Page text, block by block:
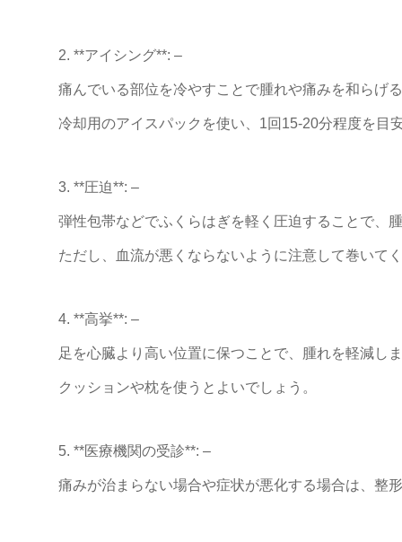
2. **アイシング**: –
痛んでいる部位を冷やすことで腫れや痛みを和らげ
冷却用のアイスパック を使い、1回15-20分程度を目
3. **圧迫**: –
弾性包帯などでふくらはぎを軽く圧迫することで、
ただし、血流が悪くならないように注意して巻いて
4. **高挙**: –
足を心臓より高い位置に保つことで、腫れを軽減し
クッションや枕を使うとよいでしょう。
5. **医療機関の受診**: –
痛みが治まらない場合や症状が悪化する場合は、整